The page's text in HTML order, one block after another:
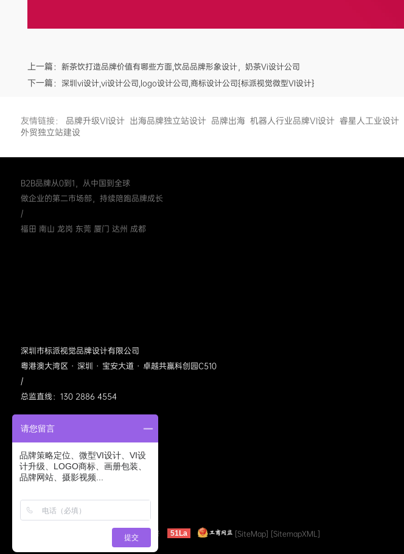
上一篇： 新茶饮打造品牌价值有哪些方面,饮品品牌形象设计，奶茶Vi设计公司
下一篇： 深圳vi设计,vi设计公司,logo设计公司,商标设计公司{标派视觉微型VI设计}
友情链接： 品牌升级VI设计 出海品牌独立站设计 品牌出海 机器人行业品牌VI设计 睿星人工业设计
外贸独立站建设
B2B品牌从0到1，从中国到全球
做企业的第二市场部，持续陪跑品牌成长
/
福田 南山 龙岗 东莞 厦门 达州 成都
深圳市标派视觉品牌设计有限公司
粤港澳大湾区 · 深圳 · 宝安大道 · 卓越共赢科创园C510
/
总监直线：130 2886 4554
标派视觉公众号
粤ICP备11040413号 51La [SiteMap] [SitemapXML]
请您留言
品牌策略定位、微型VI设计、VI设
计升级、LOGO商标、画册包装、
品牌网站、摄影视频...
提交